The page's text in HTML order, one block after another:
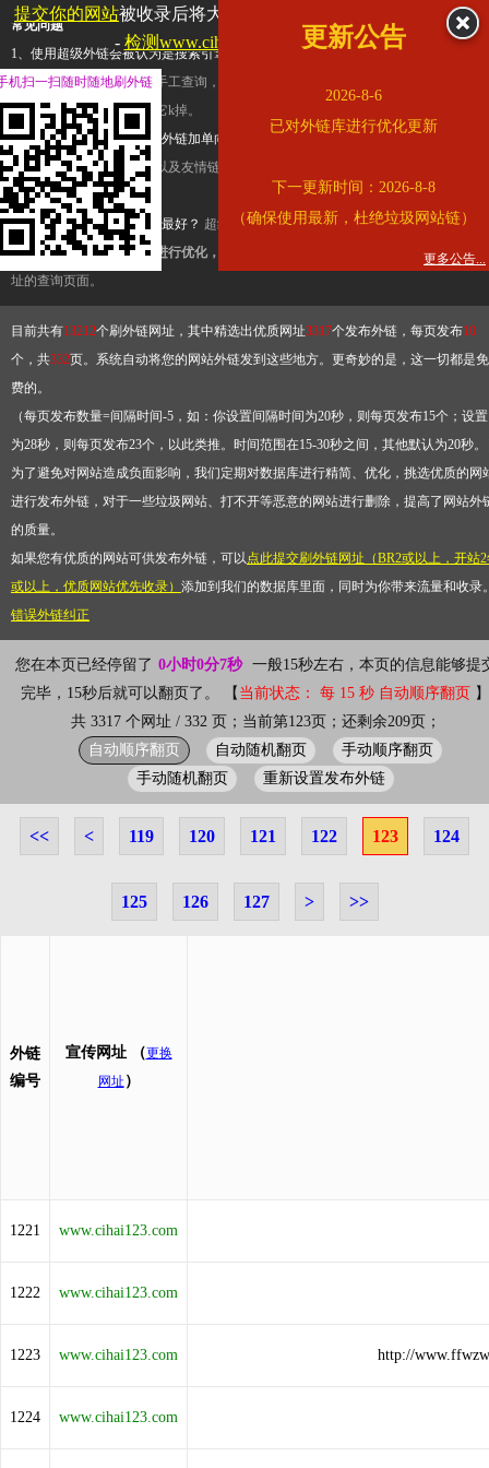
常见问题
1、使用超级外链会被认为是搜索引擎优化作弊吗？ 超级外链只是一个简便而集成
查询工具，模拟的是正常手工查询，不是作弊。如果是作弊，那您可以使用超级外
推广竞争对手的网址，让它k掉。
2、网站优化单纯依靠超级外链加单向链接可行吗？
链，需要结合普通的外链以及友情链接，您可以到站长论坛发布外链，到友情链接
台交换友情链接。
3、如何使用超级外链效果最好？ 超级外链不同于普通的外链，它是动态的链接，
有频繁使用超级外链工具进行优化，才能获得稳定的外链
，最终使搜索引擎收录带
址的查询页面。
目前共有13212个刷外链网址，其中精选出优质网址3317个发布外链，每页发布10
个，共332页。系统自动将您的网站外链发到这些地方。更奇妙的是，这一切都是免
费的。
（每页发布数量=间隔时间-5，如：你设置间隔时间为20秒，则每页发布15个；设置
为28秒，则每页发布23个，以此类推。时间范围在15-30秒之间，其他默认为20秒
为了避免对网站造成负面影响，我们定期对数据库进行精简、优化，挑选优质的网
进行发布外链，对于一些垃圾网站、打不开等恶意的网站进行删除，提高了网站外
的质量。
如果您有优质的网站可供发布外链，可以点此提交刷外链网址（BR2或以上，开站
或以上，优质网站优先收录） 添加到我们的数据库里面，同时为你带来流量和收录
错误外链纠正
您在本页已经停留了 0小时0分8秒
一般15秒左右，本页的信息能够提
完毕，15秒后就可以翻页了。 【 当前状态： 每 15 秒 自动顺序翻页 】
共 3317 个网址 / 332 页；当前第123页；还剩余209页；
自动顺序翻页 自动随机翻页
手动顺序翻页
手动随机翻页
重新设置发布外链
<< < 119 120 121 122 123 124
125 126 127 > >>
外链
编号
宣传网址 （更换
网址 ）
1221 www.cihai123.com
1222 www.cihai123.com
1223 www.cihai123.com http://
1224 www.cihai123.com
提交你的网站被收录后将大幅提升流量和外链，
查看展示页面
- 检测www.cihai123.com是否收录
更新公告
2026-8-6
已对外链库进行优化更新
下一更新时间：2026-8-8
（确保使用最新，杜绝垃圾网站链）
更多公告...
机扫一扫随时随地刷外链